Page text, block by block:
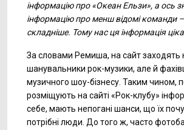
інформацію про «Океан Ельзи», а ось
інформацію про менш відомі команди
складніше. Тому нас ця інформація
За словами Ремиша, на сайт заходять
шанувальники рок-музики, але й
музичного шоу-бізнесу. Таким чином,
розміщують на сайті «Рок-клубу»
себе, мають непогані шанси, що їх
потрібні люди. До того ж, часто